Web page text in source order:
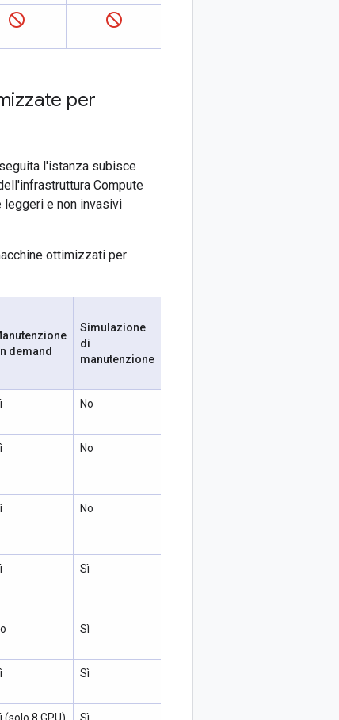
per
l'istanza subisce
Compute
leggeri e non invasivi
ottimizzati per
demand
Simulazione
di
manutenzione
No
No
No
Sì
Sì
Sì